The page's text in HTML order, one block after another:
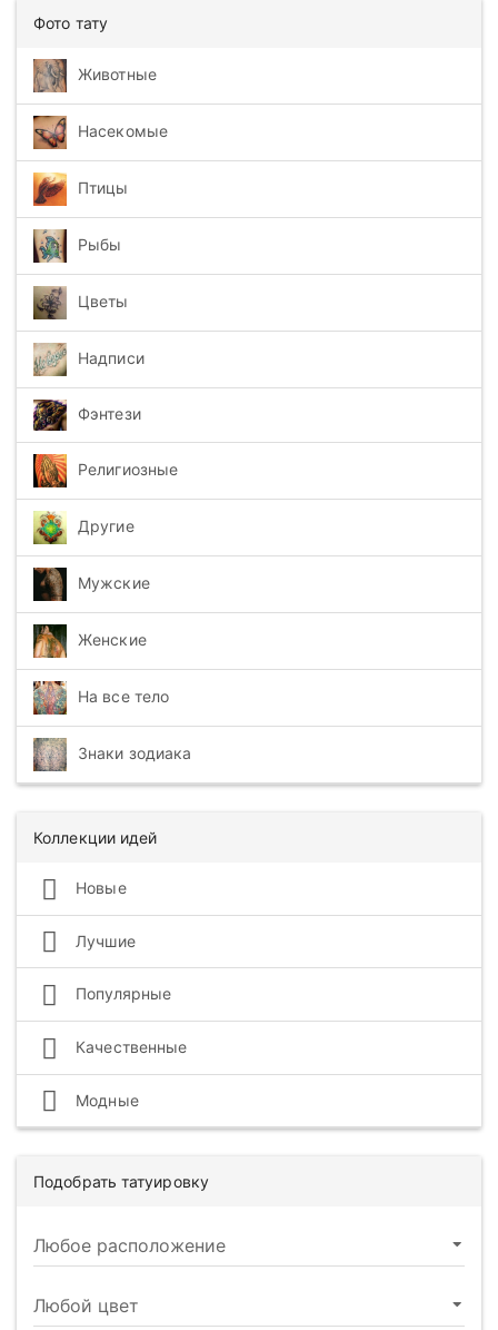
Фото тату
Животные
Насекомые
Птицы
Рыбы
Цветы
Надписи
Фэнтези
Религиозные
Другие
Мужские
Женские
На все тело
Знаки зодиака
Коллекции идей
Новые
Лучшие
Популярные
Качественные
Модные
Подобрать татуировку